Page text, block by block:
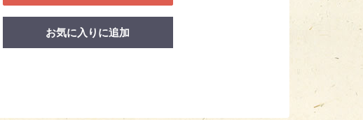
お気に入りに追加